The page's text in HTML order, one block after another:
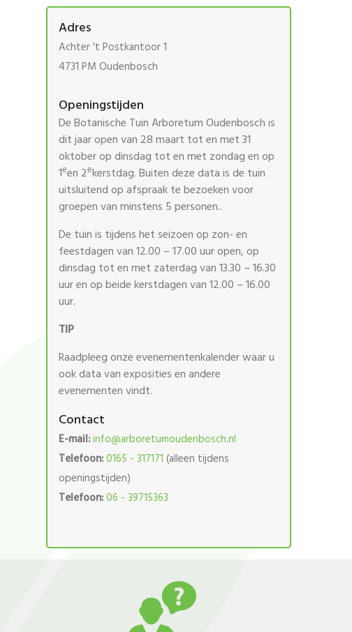
Adres
Achter 't Postkantoor 1
4731 PM Oudenbosch
Openingstijden
De Botanische Tuin Arboretum Oudenbosch is
dit jaar open van 28 maart tot en met 31
oktober op dinsdag tot en met zondag en op
1een 2ekerstdag. Buiten deze data is de tuin
uitsluitend op afspraak te bezoeken voor
groepen van minstens 5 personen..
De tuin is tijdens het seizoen op zon- en
feestdagen van 12.00 – 17.00 uur open, op
dinsdag tot en met zaterdag van 13.30 – 16.30
uur en op beide kerstdagen van 12.00 – 16.00
uur.
TIP
Raadpleeg onze evenementenkalender waar u
ook data van exposities en andere
evenementen vindt.
Contact
E-mail:info@arboretumoudenbosch.nl
Telefoon:0165 - 317171 (alleen tijdens
openingstijden)
Telefoon:06 - 39715363